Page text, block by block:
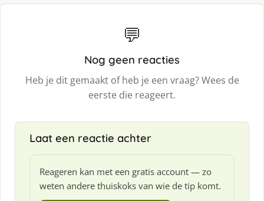
💬
Nog geen reacties
Heb je dit gemaakt of heb je een vraag? Wees de
eerste die reageert.
Laat een reactie achter
Reageren kan met een gratis account — zo
weten andere thuiskoks van wie de tip komt.